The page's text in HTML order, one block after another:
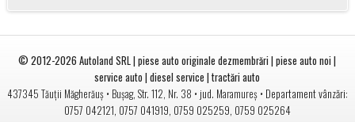
© 2012-2026Autoland SRL | piese auto originale dezmembrări | piese auto noi |
service auto | diesel service | tractări auto
437345 Tăuții Măgherăuș• Bușag, Str. 112, Nr. 38 • jud. Maramureș • Departament vânzări:
0757 042121, 0757 041919, 0759 025259, 0759 025264